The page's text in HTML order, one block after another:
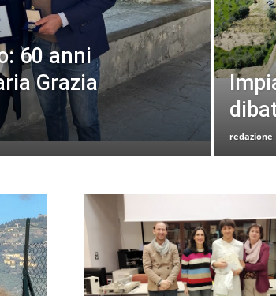
60 anni
Grazia
redazione